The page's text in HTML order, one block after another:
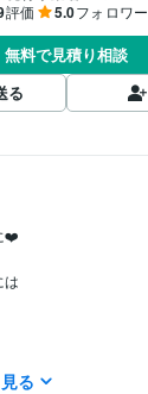
評価 5.0フォロワー
無料で見積り相談
る
❤️
は
」など
る